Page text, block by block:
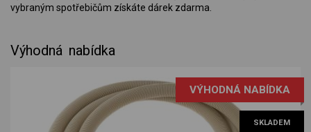
vybraným spotřebičům získáte dárek zdarma.
Výhodná nabídka
VÝHODNÁ NABÍDKA
SKLADEM